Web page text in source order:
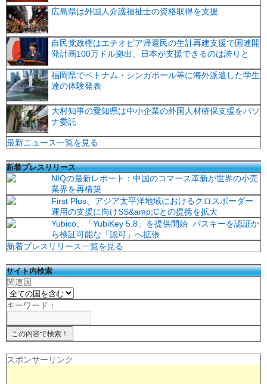
広島県は外国人介護福祉士の資格取得を支援
自民党政権はエチオピア帰還民の生計再建支援で国連開
発計画100万ドル拠出、日本が支援できるのは誇りと
福岡県でベトナム・シンガポール等に海外派遣した学生
達の体験発表
大村知事の愛知県は中小企業の外国人材確保支援をパソ
ナ委託
最新ニュース一覧を見る
新着プレスリリース
NIQの最新レポート：中国のコマース革新が世界の小売
業界を再構築
First Plus、アジア太平洋地域におけるクロスボーダー
運用の支援に向けSS&amp;Cとの提携を拡大
Yubico、「YubiKey 5.8」を提供開始 パスキーを認証か
ら検証可能な「認可」へ拡張
新着プレスリリース一覧を見る
サイト内検索
関連国
キーワード：
スポンサーリンク